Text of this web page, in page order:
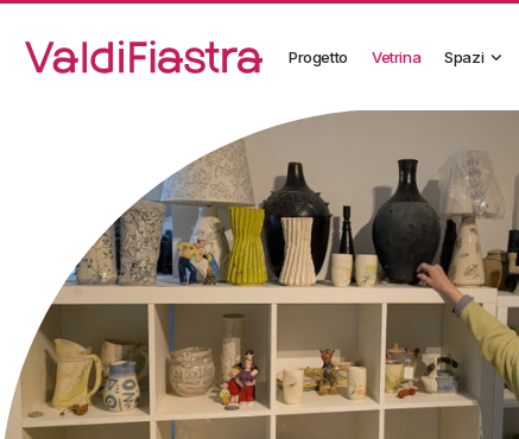
Progetto Vetrina Spazi